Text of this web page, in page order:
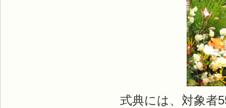
式典には、対象者